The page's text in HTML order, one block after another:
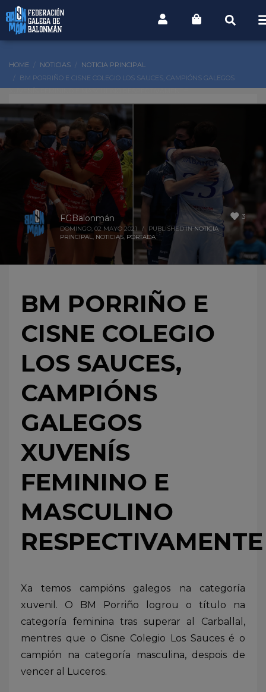
HOME NOTICIAS
NOTICIA PRINCIPAL
BM PORRIÑO E CISNE COLEGIO LOS SAUCES, CAMPIÓNS GALEGOS
3
FGBalonmán
DOMINGO, 02 MAYO 2021 / PUBLISHED IN NOTICIA
PRINCIPAL, NOTICIAS, PORTADA
BM PORRIÑO E
CISNE COLEGIO
LOS SAUCES,
CAMPIÓNS
GALEGOS
XUVENÍS
FEMININO E
MASCULINO
RESPECTIVAMENTE
Xa temos campións galegos na categoría
xuvenil. O BM Porriño logrou o título na
categoría feminina tras superar al Carballal,
mentres que o Cisne Colegio Los Sauces é o
campión na categoría masculina, despois de
vencer al Luceros.